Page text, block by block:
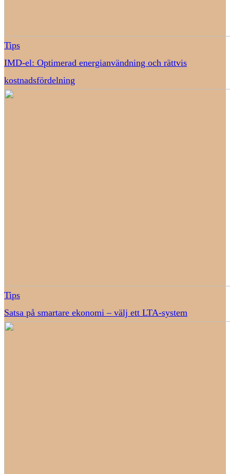
Tips
IMD-el: Optimerad energianvändning och rättvis
kostnadsfördelning
Tips
Satsa på smartare ekonomi – välj ett LTA-system